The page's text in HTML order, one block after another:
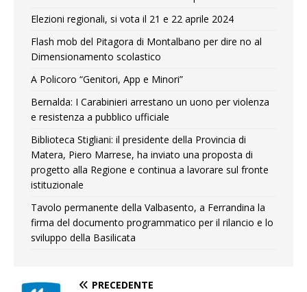
Elezioni regionali, si vota il 21 e 22 aprile 2024
Flash mob del Pitagora di Montalbano per dire no al
Dimensionamento scolastico
A Policoro “Genitori, App e Minori”
Bernalda: I Carabinieri arrestano un uono per violenza
e resistenza a pubblico ufficiale
Biblioteca Stigliani: il presidente della Provincia di
Matera, Piero Marrese, ha inviato una proposta di
progetto alla Regione e continua a lavorare sul fronte
istituzionale
Tavolo permanente della Valbasento, a Ferrandina la
firma del documento programmatico per il rilancio e lo
sviluppo della Basilicata
PRECEDENTE